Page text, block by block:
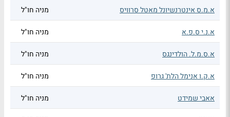
א.מ.ס אינטרנשיונל מאטל סרוויס מניה חו"ל
א.נ.י ס.פ.א מניה חו"ל
א.ס.מ.ל. הולדינגס מניה חו"ל
א.ק.ו אנימל הלת' גרופ מניה חו"ל
אאבי שמידט מניה חו"ל